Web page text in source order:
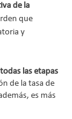
de la
que
y
las etapas
de la tasa de
es más